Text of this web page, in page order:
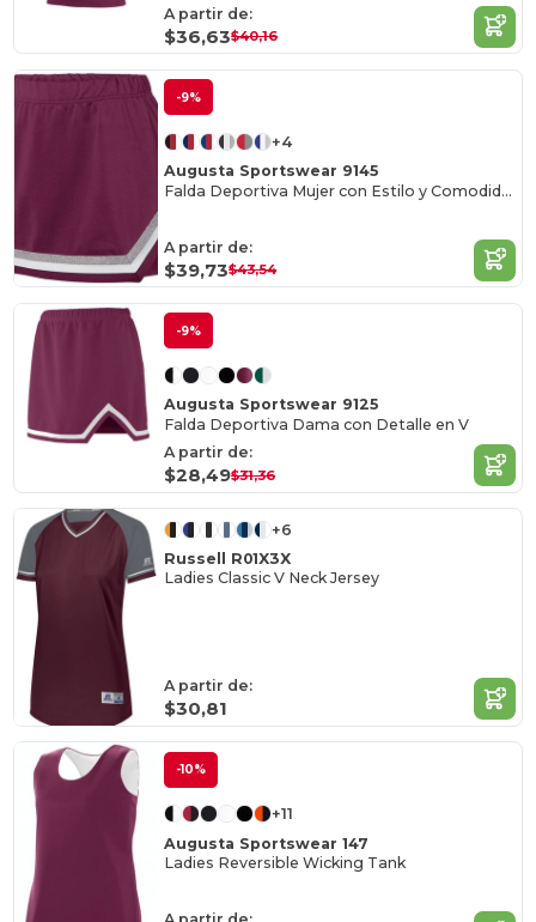
A partir de:
$36,63$40,16
-9%
+4
Augusta Sportswear 9145
Falda Deportiva Mujer con Estilo y Comodidad
A partir de:
$39,73$43,54
-9%
Augusta Sportswear 9125
Falda Deportiva Dama con Detalle en V
A partir de:
$28,49$31,36
+6
Russell R01X3X
Ladies Classic V Neck Jersey
A partir de:
$30,81
-10%
+11
Augusta Sportswear 147
Ladies Reversible Wicking Tank